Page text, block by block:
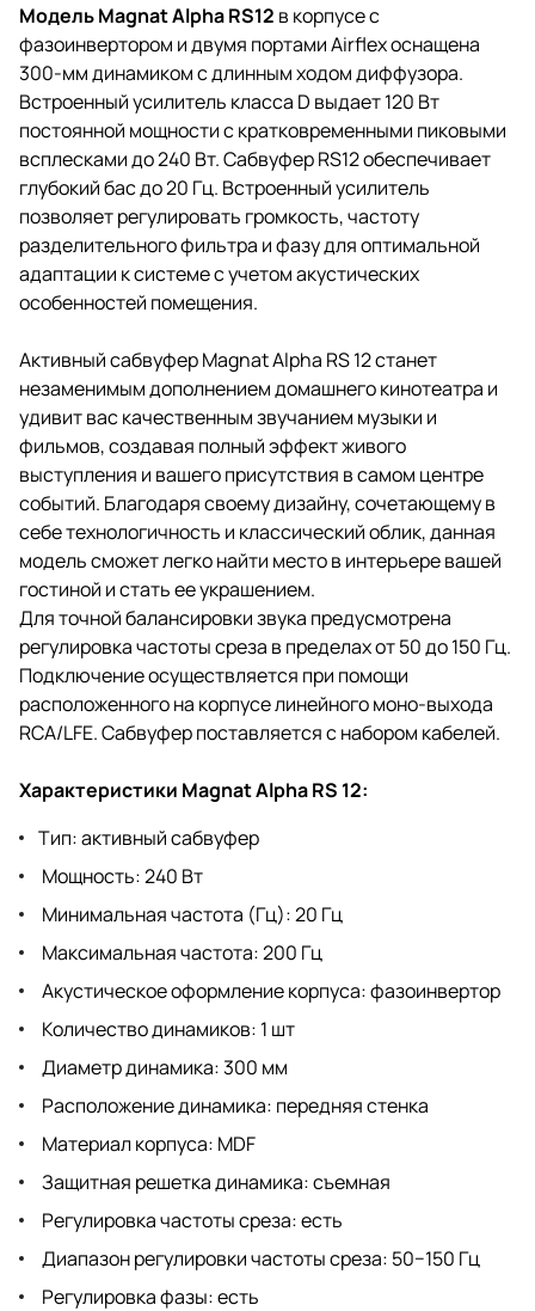
Модель Magnat Alpha RS12 в корпусе с
фазоинвертором и двумя портами Airflex оснащена
300-мм динамиком с длинным ходом диффузора.
Встроенный усилитель класса D выдает 120 Вт
постоянной мощности с кратковременными пиковыми
всплесками до 240 Вт. Сабвуфер RS12 обеспечивает
глубокий бас до 20 Гц. Встроенный усилитель
позволяет регулировать громкость, частоту
разделительного фильтра и фазу для оптимальной
адаптации к системе с учетом акустических
особенностей помещения.
Активный сабвуфер Magnat Alpha RS 12 станет
незаменимым дополнением домашнего кинотеатра и
удивит вас качественным звучанием музыки и
фильмов, создавая полный эффект живого
выступления и вашего присутствия в самом центре
событий. Благодаря своему дизайну, сочетающему в
себе технологичность и классический облик, данная
модель сможет легко найти место в интерьере вашей
гостиной и стать ее украшением.
Для точной балансировки звука предусмотрена
регулировка частоты среза в пределах от 50 до 150 Гц.
Подключение осуществляется при помощи
расположенного на корпусе линейного моно-выхода
RCA/LFE. Сабвуфер поставляется с набором кабелей.
Характеристики Magnat Alpha RS 12:
Тип: активный сабвуфер
Мощность: 240 Вт
Минимальная частота (Гц): 20 Гц
Максимальная частота: 200 Гц
Акустическое оформление корпуса: фазоинвертор
Количество динамиков: 1 шт
Диаметр динамика: 300 мм
Расположение динамика: передняя стенка
Материал корпуса: MDF
Защитная решетка динамика: съемная
Регулировка частоты среза: есть
Диапазон регулировки частоты среза: 50−150 Гц
Регулировка фазы: есть